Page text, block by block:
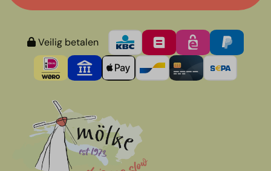
Veilig betalen